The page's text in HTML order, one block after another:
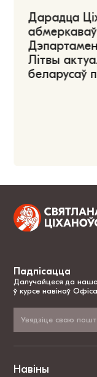
Дарадца
абмеркаваў
Літвы
беларусаў
Падпісацца
Далучайцеся да
ў курсе навінаў Офіса
Навіны